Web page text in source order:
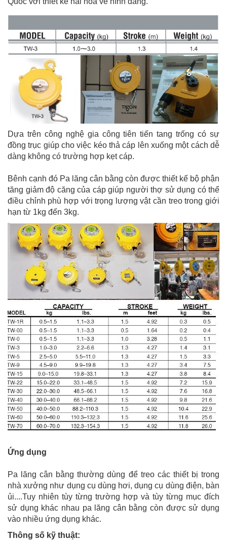
Dựa trên công nghệ gia công tiên tiến tang trống có sự
đồng trục giúp cho việc kéo thả cáp lên xuống một cách dễ
dàng không có trường hợp kẹt cáp.
Bênh cạnh đó Pa lăng cân bằng còn được thiết kế bộ phận
tăng giảm độ căng của cáp giúp người thợ sử dụng có thể
điều chỉnh phù hợp với trọng lượng vật cần treo trong giới
hạn từ 1kg đến 3kg.
Ứng dụng
Pa lăng cân bằng thường dùng để treo các thiết bị trong
nhà xưởng như dụng cụ dùng hơi, dụng cụ dùng điện, bàn
ủi....Tuy nhiên tùy từng trường hợp và tùy từng mục đích
sử dụng khác nhau pa lăng cân bằng còn được sử dụng
vào nhiều ứng dụng khác.
Thông số kỹ thuật: